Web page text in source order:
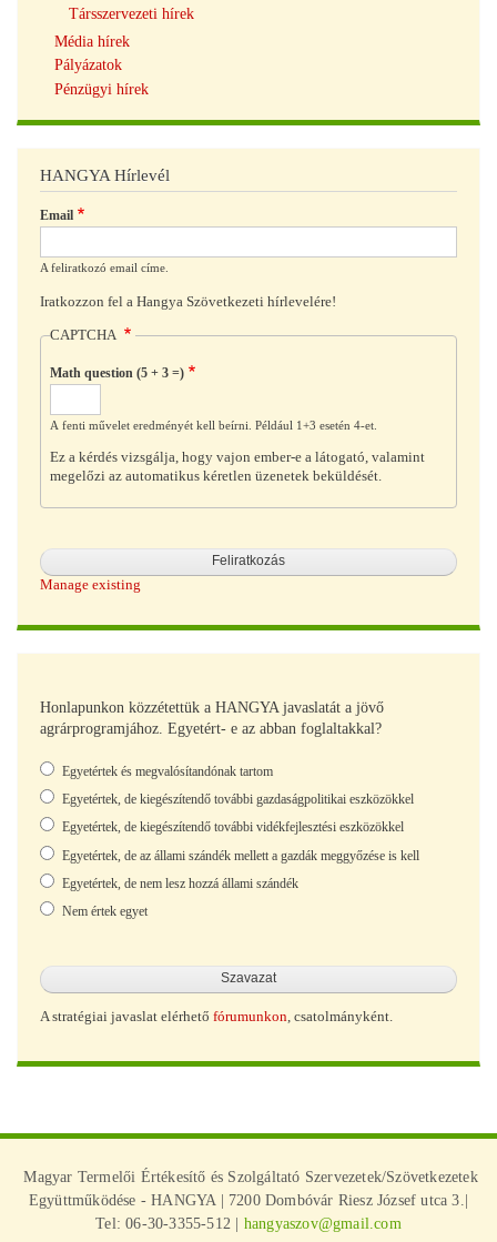
Társszervezeti hírek
Média hírek
Pályázatok
Pénzügyi hírek
HANGYA Hírlevél
Email
A feliratkozó email címe.
Iratkozzon fel a Hangya Szövetkezeti hírlevelére!
CAPTCHA
Math question (5 + 3 =)
A fenti művelet eredményét kell beírni. Például 1+3 esetén 4-et.
Ez a kérdés vizsgálja, hogy vajon ember-e a látogató, valamint
megelőzi az automatikus kéretlen üzenetek beküldését.
Manage existing
Honlapunkon közzétettük a HANGYA javaslatát a jövő
agrárprogramjához. Egyetért- e az abban foglaltakkal?
Választások
Egyetértek és megvalósítandónak tartom
Egyetértek, de kiegészítendő további gazdaságpolitikai eszközökkel
Egyetértek, de kiegészítendő további vidékfejlesztési eszközökkel
Egyetértek, de az állami szándék mellett a gazdák meggyőzése is kell
Egyetértek, de nem lesz hozzá állami szándék
Nem értek egyet
A stratégiai javaslat elérhető fórumunkon, csatolmányként.
Magyar Termelői Értékesítő és Szolgáltató Szervezetek/Szövetkezetek
Együttműködése - HANGYA | 7200 Dombóvár Riesz József utca 3.|
Tel: 06-30-3355-512 | hangyaszov@gmail.com